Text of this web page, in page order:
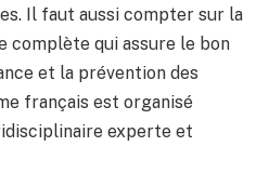
Il faut aussi compter sur la
complète qui assure le bon
et la prévention des
français est organisé
experte et